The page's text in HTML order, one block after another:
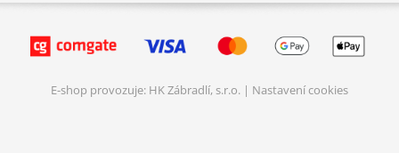
E-shop provozuje: HK Zábradlí, s.r.o. | Nastavení cookies